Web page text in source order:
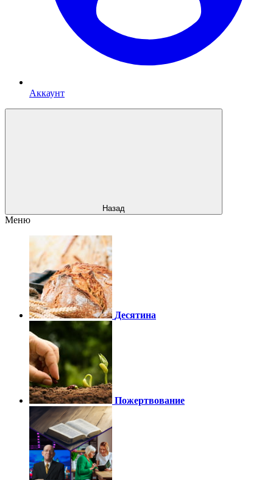
Аккаунт
Назад
Меню
Десятина
Пожертвование